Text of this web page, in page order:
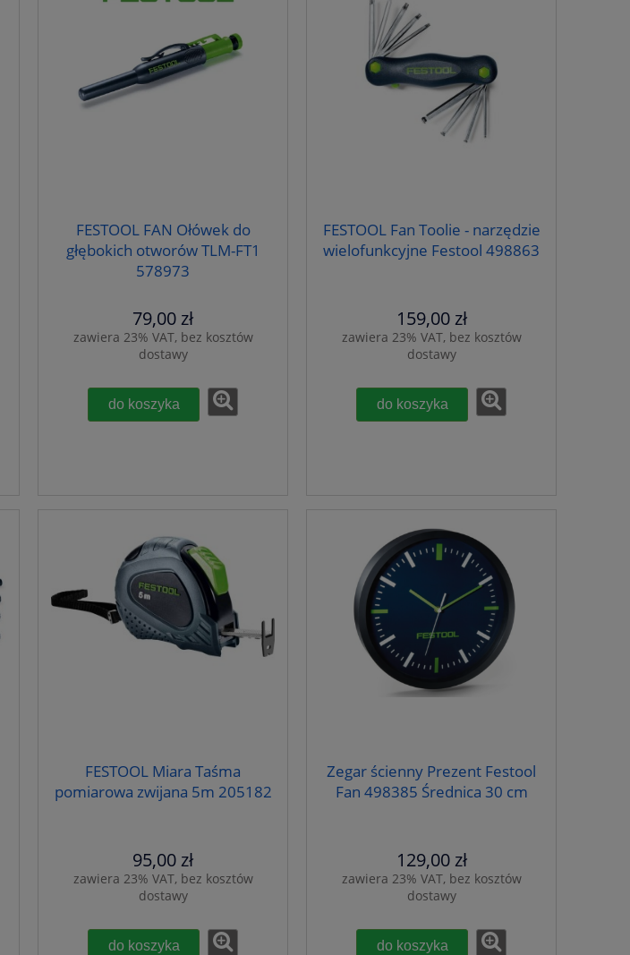
FESTOOL FAN Ołówek do
głębokich otworów TLM-FT1
578973
79,00 zł
zawiera 23% VAT, bez kosztów
dostawy
do koszyka
FESTOOL Fan Toolie - narzędzie
wielofunkcyjne Festool 498863
159,00 zł
zawiera 23% VAT, bez kosztów
dostawy
do koszyka
FESTOOL Miara Taśma
pomiarowa zwijana 5m 205182
95,00 zł
zawiera 23% VAT, bez kosztów
dostawy
do koszyka
Zegar ścienny Prezent Festool
Fan 498385 Średnica 30 cm
129,00 zł
zawiera 23% VAT, bez kosztów
dostawy
do koszyka